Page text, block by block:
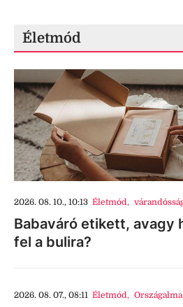
Életmód
2026. 08. 10., 10:13 Életmód,
Babaváró etikett, avagy
fel a bulira?
2026. 08. 07., 08:11 Életmód, Országalma